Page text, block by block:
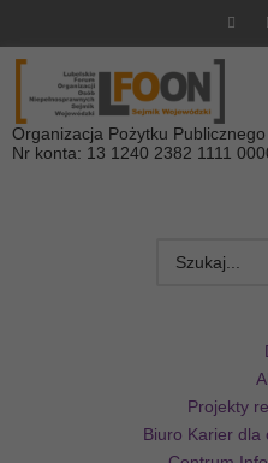
Organizacja Pożytku
Nr konta: 13 1240 2382 1111
Projekty
Biuro Karier dla